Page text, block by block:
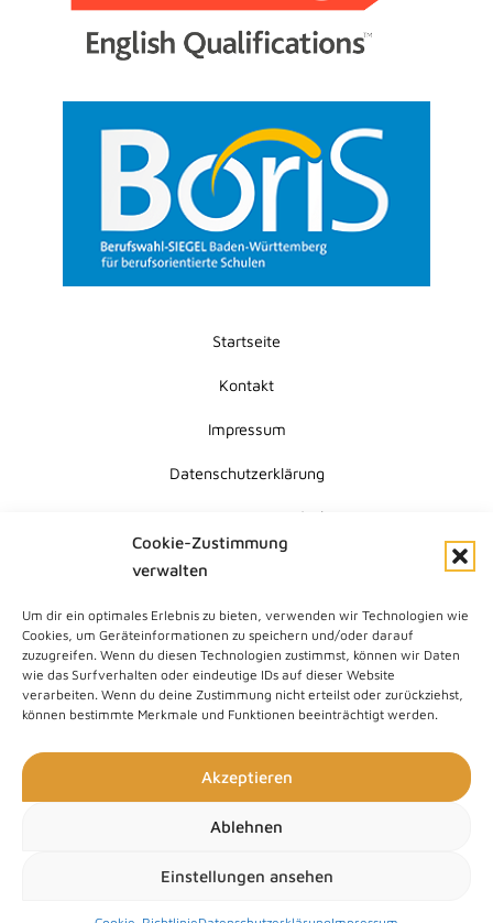
Cookie-Zustimmung
verwalten
Um dir ein optimales Erlebnis zu bieten, verwenden wir Technologien wie
Cookies, um Geräteinformationen zu speichern und/oder darauf
zuzugreifen. Wenn du diesen Technologien zustimmst, können wir Daten
wie das Surfverhalten oder eindeutige IDs auf dieser Website
verarbeiten. Wenn du deine Zustimmung nicht erteilst oder zurückziehst,
können bestimmte Merkmale und Funktionen beeinträchtigt werden.
Akzeptieren
Ablehnen
Einstellungen ansehen
Startseite
Kontakt
Impressum
Datenschutzerklärung
Erklärung zur Barrierefreiheit
Cookie-Richtlinie (EU)
Search
Submit